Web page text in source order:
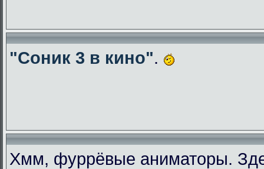
"Соник 3 в кино".
Хмм, фуррёвые аниматоры.